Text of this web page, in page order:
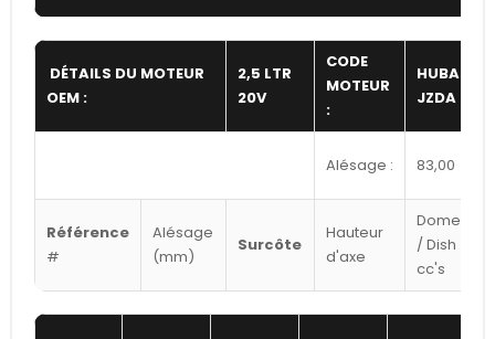
DÉTAILS DU MOTEUR
OEM :
2,5 LTR
20V
CODE
MOTEUR
:
HUBA /
JZDA
Alésage : 83,00
Référence
#
Alésage
(mm)
Surcôte
Hauteur
d'axe
Dome
/ Dish
cc's